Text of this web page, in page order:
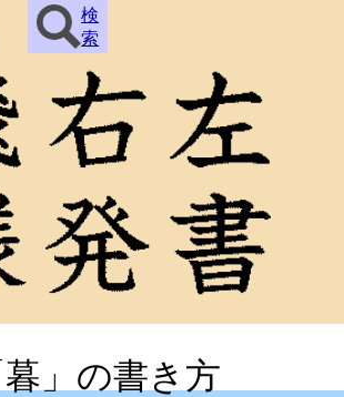
検
索
暮」の書き方